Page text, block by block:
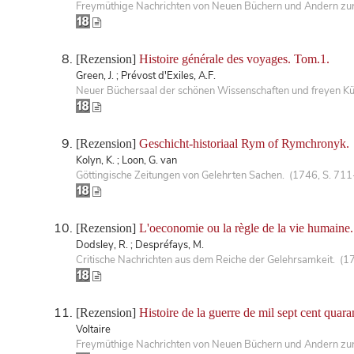
Freymüthige Nachrichten von Neuen Büchern und Andern
[Rezension] Histoire générale des voyages. Tom.1.
Green, J. ; Prévost d'Exiles, A.F.
Neuer Büchersaal der schönen Wissenschaften und freyen
[Rezension] Geschicht-historiaal Rym of Rymchronyk.
Kolyn, K. ; Loon, G. van
Göttingische Zeitungen von Gelehrten Sachen. (1746, S.
[Rezension] L'oeconomie ou la règle de la vie humaine.
Dodsley, R. ; Despréfays, M.
Critische Nachrichten aus dem Reiche der Gelehrsamkeit.
[Rezension] Histoire de la guerre de mil sept cent
Voltaire
Freymüthige Nachrichten von Neuen Büchern und Andern